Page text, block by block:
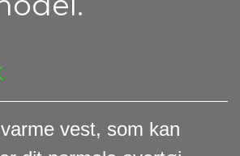
vest, som kan